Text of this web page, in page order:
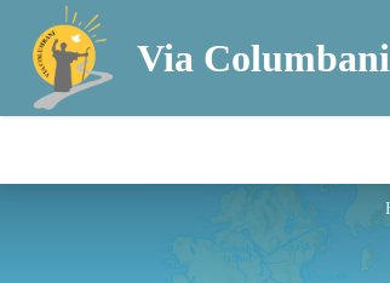
Via Columbani